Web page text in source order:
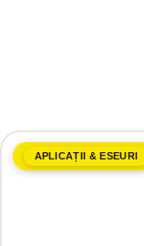
APLICAȚII & ESEURI